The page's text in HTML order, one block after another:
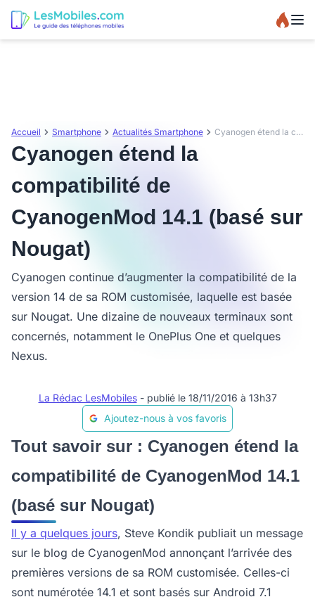
Accueil Smartphone Actualités Smartphone Cyanogen étend la compatibilité de CyanogenMod 14.1 (basé sur Nougat)
Cyanogen étend la
compatibilité de
CyanogenMod 14.1 (basé sur
Nougat)
Cyanogen continue d’augmenter la compatibilité de la
version 14 de sa ROM customisée, laquelle est basée
sur Nougat. Une dizaine de nouveaux terminaux sont
concernés, notamment le OnePlus One et quelques
Nexus.
La Rédac LesMobiles - publié le 18/11/2016 à 13h37
Ajoutez-nous à vos favoris
Tout savoir sur : Cyanogen étend la
compatibilité de CyanogenMod 14.1
(basé sur Nougat)
Il y a quelques jours, Steve Kondik publiait un message
sur le blog de CyanogenMod annonçant l’arrivée des
premières versions de sa ROM customisée. Celles-ci
sont numérotée 14.1 et sont basés sur Android 7.1